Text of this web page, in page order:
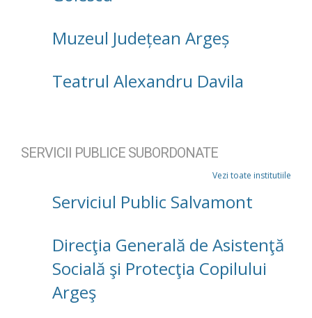
Muzeul Județean Argeș
Teatrul Alexandru Davila
SERVICII PUBLICE SUBORDONATE
Vezi toate institutiile
Serviciul Public Salvamont
Direcţia Generală de Asistenţă
Socială şi Protecţia Copilului
Argeş